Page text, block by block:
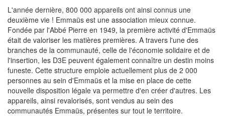
L'année dernière, 800 000 appareils ont ainsi connus une
deuxième vie ! Emmaüs est une association mieux connue.
Fondée par l'Abbé Pierre en 1949, la première activité d'Emmaüs
était de valoriser les matières premières. A travers l'une des
branches de la communauté, celle de l'économie solidaire et de
l'insertion, les D3E peuvent également connaître un destin moins
funeste. Cette structure emploie actuellement plus de 2 000
personnes au sein d'Emmaüs et la mise en place de cette
nouvelle disposition légale va permettre d'en créer d'autres. Les
appareils, ainsi revalorisés, sont vendus au sein des
communautés Emmaüs, présentes sur tout le territoire.